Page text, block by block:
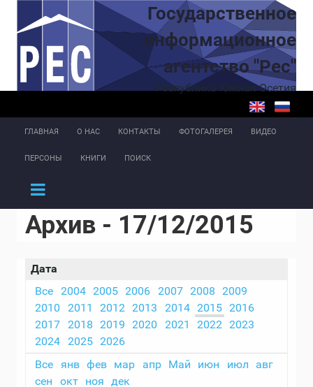
Перейти к основному содержаниюГосударственное
информационное
агентство "Рес"
Республика Южная Осетия
ГЛАВНАЯ О НАС КОНТАКТЫ ФОТОГАЛЕРЕЯ ВИДЕО
ПЕРСОНЫ КНИГИ ПОИСК
Архив - 17/12/2015
Дата
Все
2004 2005 2006 2007 2008
2009
2010
2011 2012 2013 2014 2015 2016
2017
2018 2019 2020 2021 2022 2023
2024
2025
2026
Все янв фев мар апр Май июн июл
авг
сен
окт ноя дек